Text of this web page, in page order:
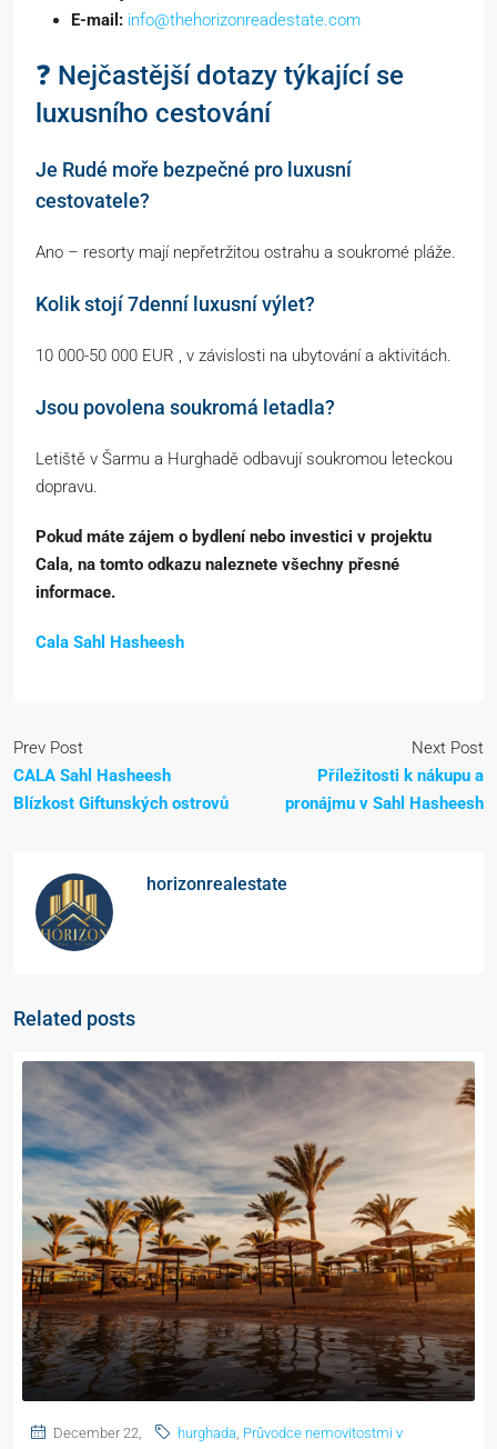
E-mail: info@thehorizonreadestate.com
❓ Nejčastější dotazy týkající se
luxusního cestování
Je Rudé moře bezpečné pro luxusní
cestovatele?
Ano – resorty mají nepřetržitou ostrahu a soukromé pláže.
Kolik stojí 7denní luxusní výlet?
10 000-50 000 EUR , v závislosti na ubytování a aktivitách.
Jsou povolena soukromá letadla?
Letiště v Šarmu a Hurghadě odbavují soukromou leteckou
dopravu.
Pokud máte zájem o bydlení nebo investici v projektu
Cala, na tomto odkazu naleznete všechny přesné
informace.
Cala Sahl Hasheesh
Prev Post
CALA Sahl Hasheesh
Blízkost Giftunských ostrovů
Next Post
Příležitosti k nákupu a
pronájmu v Sahl Hasheesh
horizonrealestate
Related posts
December 22,
hurghada Průvodce nemovitostmi v